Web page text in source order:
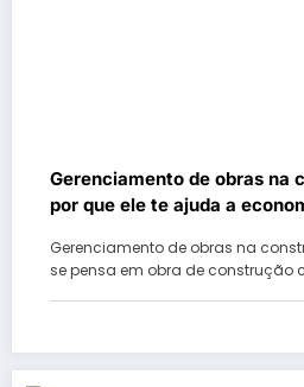
Gerenciamento de obras na
por que ele te ajuda a
Gerenciamento de obras na
se pensa em obra de construção